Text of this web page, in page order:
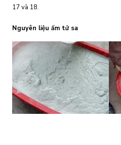
17 và 18.
Nguyên liệu ấm tử sa